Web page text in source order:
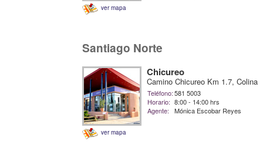
ver mapa
Santiago Norte
ver mapa
Chicureo
Camino Chicureo Km 1.7, Colina
Teléfono:581 5003
Horario: 8:00 - 14:00 hrs
Agente:
Mónica Escobar Reyes